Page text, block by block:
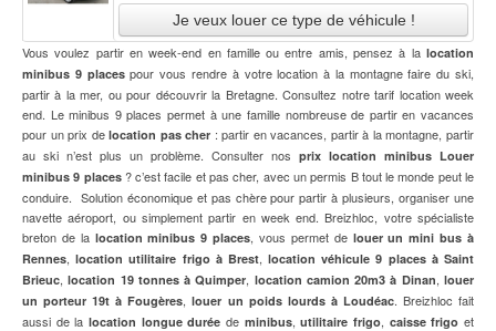
Vous voulez partir en week-end en famille ou entre amis, pensez à la location
minibus 9 placespour vous rendre à votre location à la montagne faire du ski,
partir à la mer, ou pour découvrir la Bretagne. Consultez notre tarif location week
end. Le minibus 9 places permet à une famille nombreuse de partir en vacances
pour un prix delocation pas cher : partir en vacances, partir à la montagne, partir
au ski n’est plus un problème. Consulter nos prix location minibus Louer
minibus 9 places? c’est facile et pas cher, avec un permis B tout le monde peut le
conduire. Solution économique et pas chère pour partir à plusieurs, organiser une
navette aéroport, ou simplement partir en week end. Breizhloc, votre spécialiste
breton de la location minibus 9 places, vous permet de louer un mini bus à
Rennes,location utilitaire frigoà Brest,location véhicule 9 placesà Saint
Brieuc,location 19 tonnesà Quimper, location camion 20m3 à Dinan,louer
un porteur 19t à Fougères,louer un poids lourdsà Loudéac. Breizhloc fait
aussi de la location longue durée de minibus, utilitaire frigo, caisse frigoet